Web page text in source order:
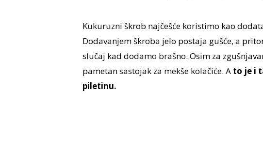
Kukuruzni škrob najčešće koristimo kao
Dodavanjem škroba jelo postaja gušće, a
slučaj kad dodamo brašno. Osim za
pametan sastojak za mekše kolačiće. Ato je i
piletinu.